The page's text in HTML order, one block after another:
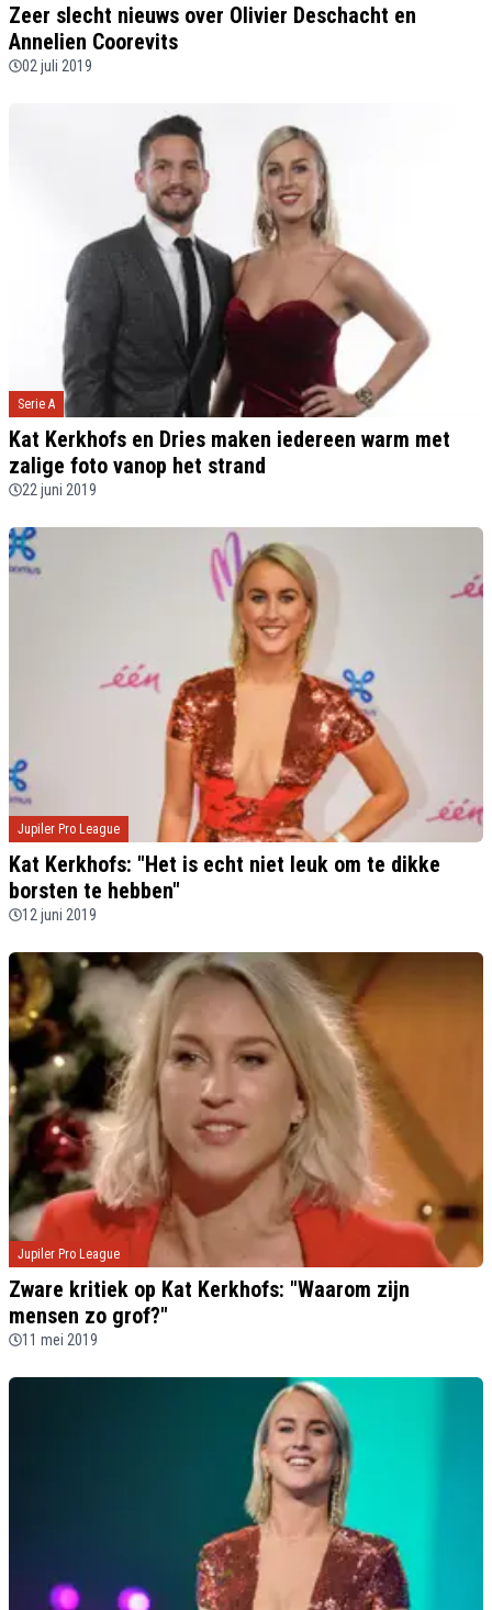
Zeer slecht nieuws over Olivier Deschacht en
Annelien Coorevits
02 juli 2019
Serie A
Kat Kerkhofs en Dries maken iedereen warm met
zalige foto vanop het strand
22 juni 2019
Jupiler Pro League
Kat Kerkhofs: "Het is echt niet leuk om te dikke
borsten te hebben"
12 juni 2019
Jupiler Pro League
Zware kritiek op Kat Kerkhofs: "Waarom zijn
mensen zo grof?"
11 mei 2019